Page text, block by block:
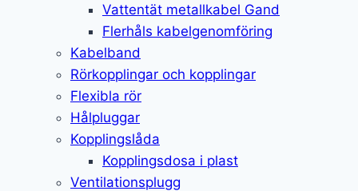
Vattentät metallkabel Gand
Flerhåls kabelgenomföring
Kabelband
Rörkopplingar och kopplingar
Flexibla rör
Hålpluggar
Kopplingslåda
Kopplingsdosa i plast
Ventilationsplugg